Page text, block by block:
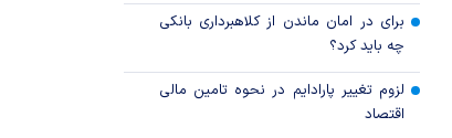
برای در امان ماندن از کلاهبرداری بانکی
چه باید کرد؟
لزوم تغییر پارادایم در نحوه تامین مالی
اقتصاد